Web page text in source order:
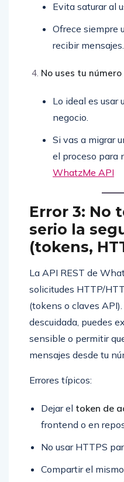
Evita saturar al
Ofrece siempre
recibir mensajes.
No uses tu
Lo ideal es usar
negocio.
Si vas a migrar
el proceso para
WhatzMe API
Error 3: No
serio la
(tokens,
La API REST de
solicitudes HTTP/
(tokens o claves
descuidada, puedes
sensible o permitir
mensajes desde tu
Errores típicos:
Dejar el token de
frontend o en
No usar HTTPS
Compartir el